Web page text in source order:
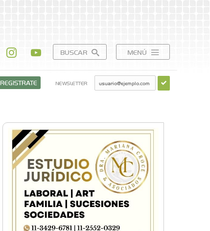
BUSCAR MENÚ
REGISTRATE NEWSLETTER